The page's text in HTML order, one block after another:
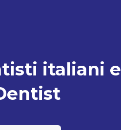
italiani e